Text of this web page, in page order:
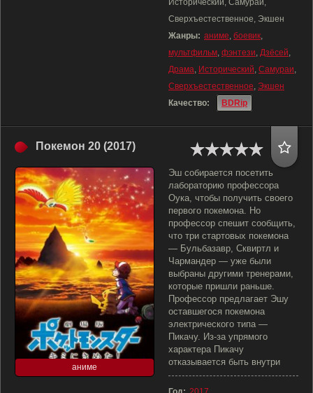
Исторический, Самураи,
Сверхъестественное, Экшен
Жанры: аниме, боевик,
мультфильм, фэнтези, Дзёсей,
Драма, Исторический, Самураи,
Сверхъестественное, Экшен
Качество:
BDRip
Покемон 20 (2017)
аниме
Эш собирается посетить
лабораторию профессора
Оука, чтобы получить своего
первого покемона. Но
профессор спешит сообщить,
что три стартовых покемона
— Бульбазавр, Сквиртл и
Чармандер — уже были
выбраны другими тренерами,
которые пришли раньше.
Профессор предлагает Эшу
оставшегося покемона
электрического типа —
Пикачу. Из-за упрямого
характера Пикачу
отказывается быть внутри